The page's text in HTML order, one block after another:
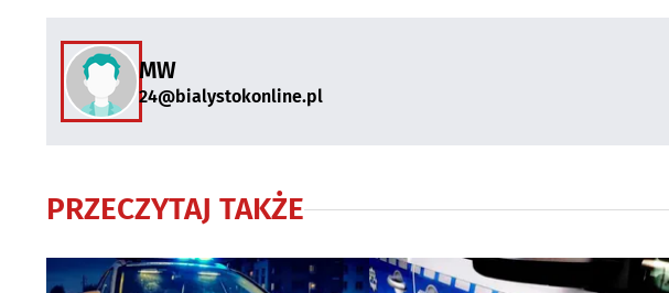
MW
24@bialystokonline.pl
PRZECZYTAJ TAKŻE